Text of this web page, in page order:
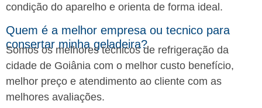
condição do aparelho e orienta de forma ideal.
Quem é a melhor empresa ou tecnico para
consertar minha geladeira?
Somos os melhores técnicos de refrigeração da
cidade de Goiânia com o melhor custo benefício,
melhor preço e atendimento ao cliente com as
melhores avaliações.